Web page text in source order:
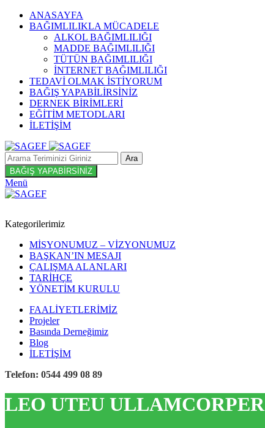
ANASAYFA
BAĞIMLILIKLA MÜCADELE
ALKOL BAĞIMLILIĞI
MADDE BAĞIMLILIĞI
TÜTÜN BAĞIMLILIĞI
İNTERNET BAĞIMLILIĞI
TEDAVİ OLMAK İSTİYORUM
BAĞIŞ YAPABİLİRSİNİZ
DERNEK BİRİMLERİ
EĞİTİM METODLARI
İLETİŞİM
Ara
BAĞIŞ YAPABİRSİNİZ
Menü
Kategorilerimiz
MİSYONUMUZ – VİZYONUMUZ
BAŞKAN’IN MESAJI
ÇALIŞMA ALANLARI
TARİHÇE
YÖNETİM KURULU
FAALİYETLERİMİZ
Projeler
Basında Derneğimiz
Blog
İLETİŞİM
Telefon: 0544 499 08 89
LEO UTEU ULLAMCORPER